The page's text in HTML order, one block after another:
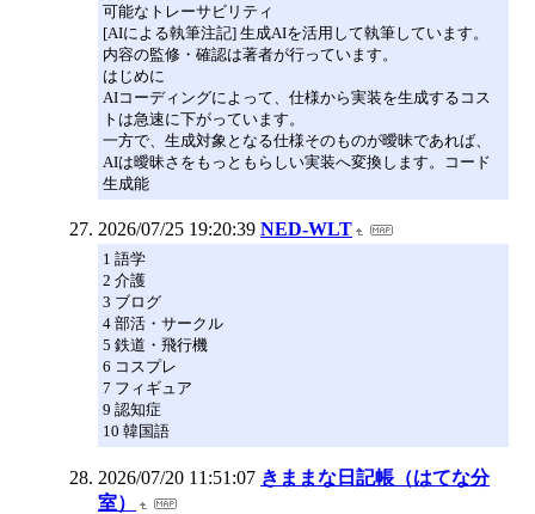
可能なトレーサビリティ
[AIによる執筆注記] 生成AIを活用して執筆しています。
内容の監修・確認は著者が行っています。
はじめに
AIコーディングによって、仕様から実装を生成するコス
トは急速に下がっています。
一方で、生成対象となる仕様そのものが曖昧であれば、
AIは曖昧さをもっともらしい実装へ変換します。コード
生成能
2026/07/25 19:20:39 NED-WLT
1 語学
2 介護
3 ブログ
4 部活・サークル
5 鉄道・飛行機
6 コスプレ
7 フィギュア
9 認知症
10 韓国語
2026/07/20 11:51:07 きままな日記帳（はてな分
室）